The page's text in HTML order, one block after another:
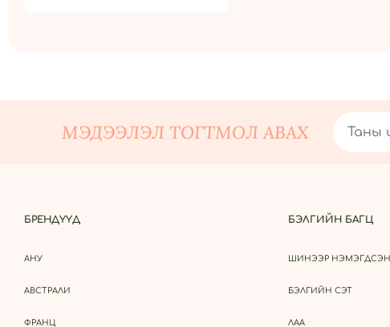
МЭДЭЭЛЭЛ ТОГТМОЛ АВАХ
БРЕНДҮҮД
АНУ
АВСТРАЛИ
ФРАНЦ
БЭЛГИЙН БАГЦ
ШИНЭЭР НЭМЭГДСЭН
БЭЛГИЙН СЭТ
ЛАА